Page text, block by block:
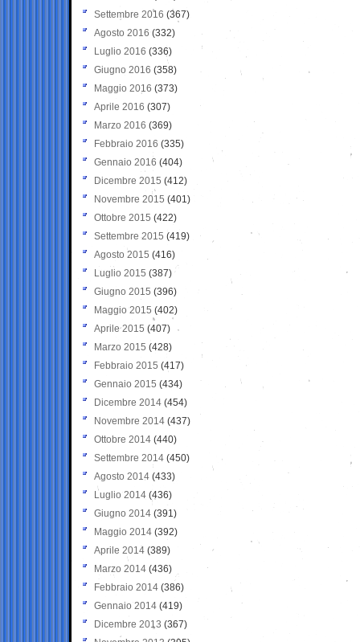
Settembre 2016 (367)
Agosto 2016 (332)
Luglio 2016 (336)
Giugno 2016 (358)
Maggio 2016 (373)
Aprile 2016 (307)
Marzo 2016 (369)
Febbraio 2016 (335)
Gennaio 2016 (404)
Dicembre 2015 (412)
Novembre 2015 (401)
Ottobre 2015 (422)
Settembre 2015 (419)
Agosto 2015 (416)
Luglio 2015 (387)
Giugno 2015 (396)
Maggio 2015 (402)
Aprile 2015 (407)
Marzo 2015 (428)
Febbraio 2015 (417)
Gennaio 2015 (434)
Dicembre 2014 (454)
Novembre 2014 (437)
Ottobre 2014 (440)
Settembre 2014 (450)
Agosto 2014 (433)
Luglio 2014 (436)
Giugno 2014 (391)
Maggio 2014 (392)
Aprile 2014 (389)
Marzo 2014 (436)
Febbraio 2014 (386)
Gennaio 2014 (419)
Dicembre 2013 (367)